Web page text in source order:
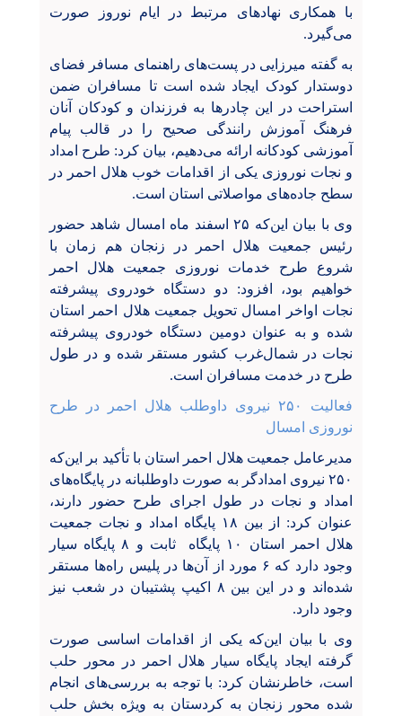
با همکاری نهادهای مرتبط در ایام نوروز صورت
می‌گیرد.
به گفته میرزایی در پست‌های راهنمای مسافر فضای
دوستدار کودک ایجاد شده است تا مسافران ضمن
استراحت در این چادرها به فرزندان و کودکان آنان
فرهنگ آموزش رانندگی صحیح را در قالب پیام
آموزشی کودکانه ارائه می‌دهیم، بیان کرد: طرح امداد
و نجات نوروزی یکی از اقدامات خوب هلال احمر در
سطح جاده‌های مواصلاتی استان است.
وی با بیان این‌که ۲۵
اسفند ماه امسال شاهد حضور
رئیس جمعیت هلال احمر در زنجان هم زمان با
شروع طرح خدمات نوروزی جمعیت هلال احمر
خواهیم بود، افزود: دو دستگاه خودروی پیشرفته
نجات اواخر امسال تحویل جمعیت هلال احمر استان
شده و به عنوان دومین دستگاه خودروی پیشرفته
نجات در شمال‌غرب کشور مستقر شده و در طول
طرح در خدمت مسافران است.
فعالیت ۲۵۰ نیروی داوطلب هلال احمر در طرح
نوروزی امسال
مدیرعامل جمعیت هلال احمر استان با تأکید بر این‌که
۲۵۰ نیروی امدادگر به صورت داوطلبانه در پایگاه‌های
امداد و نجات در طول اجرای طرح حضور دارند،
عنوان کرد: از بین ۱۸ پایگاه امداد و نجات جمعیت
هلال احمر استان
۱۰ پایگاه ثابت و ۸ پایگاه سیار
وجود دارد که ۶ مورد از آن‌ها در پلیس راه‌ها مستقر
شده‌اند و در این بین
اکیپ پشتیبان در شعب نیز
وجود دارد.
وی با بیان این‌که یکی از اقدامات اساسی صورت
گرفته ایجاد پایگاه سیار هلال احمر در محور حلب
است، خاطرنشان کرد: با توجه به بررسی‌های انجام
شده محور زنجان به کردستان به ویژه بخش حلب